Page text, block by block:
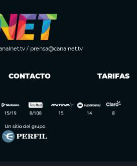
/ prensa@canalnet.tv
CONTACTO TARIFAS